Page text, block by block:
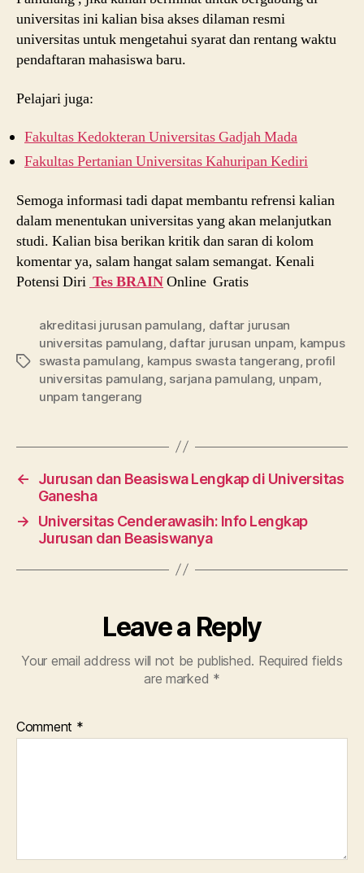
universitas ini kalian bisa akses dilaman resmi
universitas untuk mengetahui syarat dan rentang waktu
pendaftaran mahasiswa baru.
Pelajari juga:
Fakultas Kedokteran Universitas Gadjah Mada
Fakultas Pertanian Universitas Kahuripan Kediri
Semoga informasi tadi dapat membantu refrensi kalian
dalam menentukan universitas yang akan melanjutkan
studi. Kalian bisa berikan kritik dan saran di kolom
komentar ya, salam hangat salam semangat. Kenali
Potensi Diri Tes BRAINOnline Gratis
Tags
akreditasi jurusan pamulang daftar jurusan
universitas pamulang daftar jurusan unpam kampus
swasta pamulang kampus swasta tangerang profil
universitas pamulang sarjana pamulang unpam
unpam tangerang
←
Jurusan dan Beasiswa Lengkap di Universitas
Ganesha
→
Universitas Cenderawasih: Info Lengkap
Jurusan dan Beasiswanya
Leave a Reply
Your email address will not be published. Required fields
are marked *
Comment *